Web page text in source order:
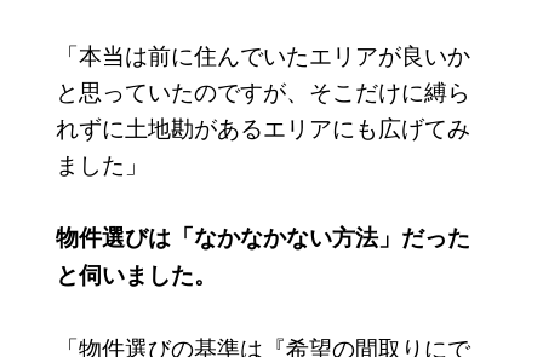
「本当は前に住んでいたエリアが良いか
と思っていたのですが、そこだけに縛ら
れずに土地勘があるエリアにも広げてみ
ました」
物件選びは「なかなかない方法」だった
と伺いました。
「物件選びの基準は『希望の間取りにで